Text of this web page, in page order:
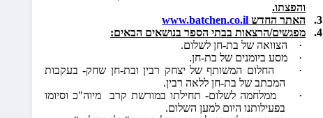
והפצתו.
3.
האתר החדש www.batchen.co.il
4.
מפגשים/הרצאות בבתי הספר בנושאים הבאים:
·
הצוואה של בת-חן לשלום.
·
מסע ביומנים של בת-חן.
·
החלום המשותף של יצחק רבין ובת-חן שחק- בעקבות
המכתב של בת-חן ללאה רבין.
·
ממלחמה לשלום- תחילתו במורשת קרב
מיוה"כ וסיומו
בפעילותנו היום למען השלום.